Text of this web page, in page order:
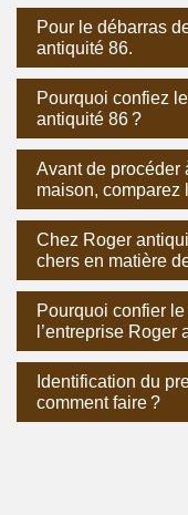
Pour le débarras
antiquité 86.
Pourquoi confiez
antiquité 86 ?
Avant de procéder
maison, comparez
Chez Roger
chers en matière
Pourquoi confier
l’entreprise Roger
Identification du
comment faire ?